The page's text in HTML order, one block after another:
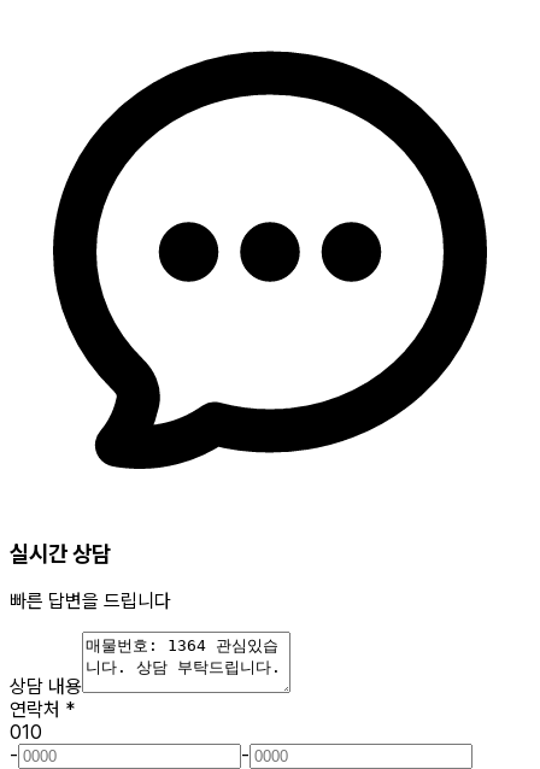
실시간 상담
빠른 답변을 드립니다
상담 내용
연락처 *
010
-
-